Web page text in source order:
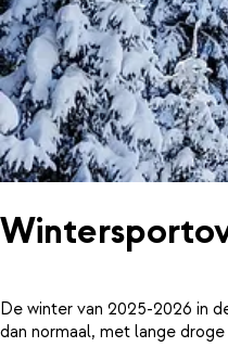
De winter van 2025-2026 in
dan normaal, met lange